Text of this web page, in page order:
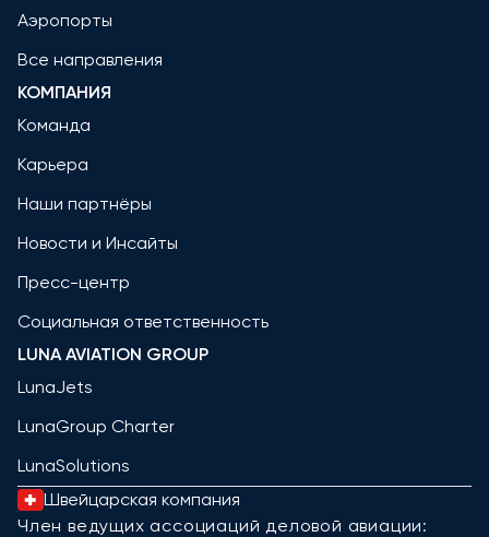
Аэропорты
Все направления
КОМПАНИЯ
Команда
Карьера
Наши партнёры
Новости и Инсайты
Пресс-центр
Социальная ответственность
LUNA AVIATION GROUP
LunaJets
LunaGroup Charter
LunaSolutions
Швейцарская компания
Член ведущих ассоциаций деловой авиации: